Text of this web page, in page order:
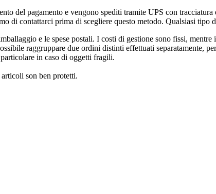
del pagamento e vengono spediti tramite UPS con
di contattarci prima di scegliere questo metodo. Qualsiasi
e le spese postali. I costi di gestione sono fissi,
raggruppare due ordini distinti effettuati separatamente,
in caso di oggetti fragili.
son ben protetti.